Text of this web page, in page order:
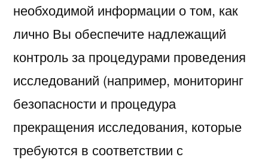
необходимой информации о том, как
лично Вы обеспечите надлежащий
контроль за процедурами проведения
исследований (например, мониторинг
безопасности и процедура
прекращения исследования, которые
требуются в соответствии с